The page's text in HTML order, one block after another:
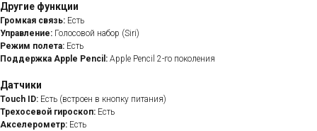
Другие функции
Громкая связь: Есть
Управление: Голосовой набор (Siri)
Режим полета: Есть
Поддержка Apple Pencil: Apple Pencil 2-го поколения
Датчики
Touch ID: Есть (встроен в кнопку питания)
Трехосевой гироскоп: Есть
Акселерометр: Есть